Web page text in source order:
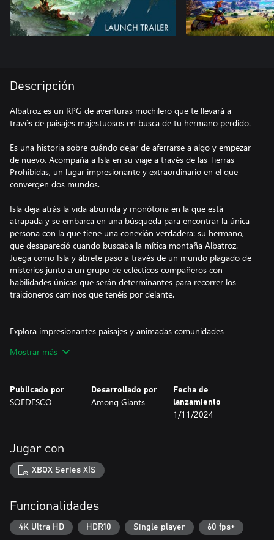
Descripción
Albatroz es un RPG de aventuras mochilero que te llevará a
través de paisajes majestuosos en busca de tu hermano perdido.
Es una historia sobre cuándo dejar de aferrarse a algo y empezar
de nuevo. Acompaña a Isla en su viaje a través de las Tierras
Prohibidas, un lugar impresionante y extraordinario en el que
convergen dos mundos.
Isla deja atrás la vida aburrida y monótona en la que está
atrapada y se embarca en una búsqueda para encontrar la única
persona con la que tiene una conexión verdadera: su hermano,
que desapareció cuando buscaba la mítica montaña Albatroz.
Juega como Isla y ábrete paso a través de un mundo plagado de
misterios junto a un grupo de eclécticos compañeros con
habilidades únicas que serán determinantes para recorrer los
traicioneros caminos que tenéis por delante.
Explora impresionantes paisajes y animadas comunidades
gestiona recursos para afrontar los desafíos que te presentarán
desconocidos. ¿Quién sabe qué aventura te espera?
Mostrar más
Publicado por
SOEDESCO
Desarrollado por
Among Giants
Fecha de
lanzamiento
1/11/2024
Jugar con
XBOX Series X|S
Funcionalidades
4K Ultra HD HDR10 Single player 60 fps+